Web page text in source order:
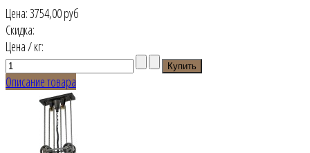
Цена:3754,00 руб
Скидка:
Цена / кг:
Описание товара